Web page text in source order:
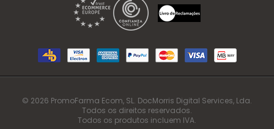
© 2026 PromoFarma Ecom, SL. DocMorris Digital Services, Lda.
Todos os direitos reservados.
Todos os produtos incluem IVA.